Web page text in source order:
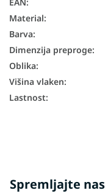
Material:
Barva:
Dimenzija preproge:
Oblika:
Višina vlaken:
Lastnost:
Spremljajte